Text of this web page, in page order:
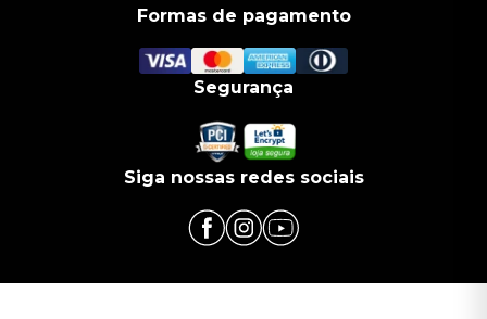
Formas de pagamento
Segurança
Siga nossas redes sociais